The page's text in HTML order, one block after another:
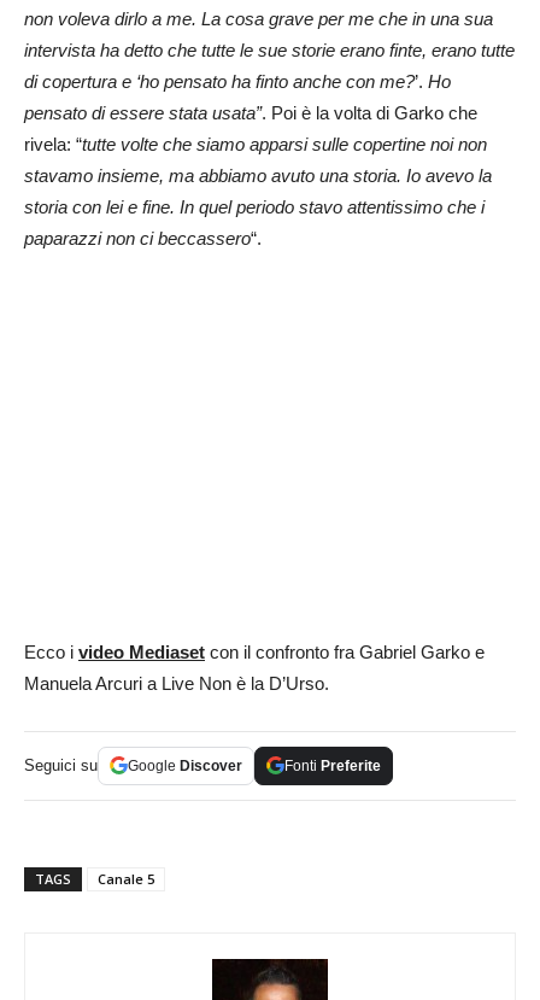
non voleva dirlo a me. La cosa grave per me che in una sua
intervista ha detto che tutte le sue storie erano finte, erano tutte
di copertura e ‘ho pensato ha finto anche con me?’. Ho
pensato di essere stata usata”. Poi è la volta di Garko che
rivela: “tutte volte che siamo apparsi sulle copertine noi non
stavamo insieme, ma abbiamo avuto una storia. Io avevo la
storia con lei e fine. In quel periodo stavo attentissimo che i
paparazzi non ci beccassero“.
Ecco i video Mediaset con il confronto fra Gabriel Garko e
Manuela Arcuri a Live Non è la D’Urso.
Seguici su Google Discover Fonti Preferite
TAGS Canale 5